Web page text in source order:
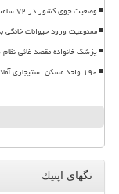
وضعیت جوی کشور در ۷۲ ساعت آینده موج بارندگی های تابستانه در راه ۱۱ استان
ممنوعیت ورود حیوانات خانگی
پزشک خانواده مقصد غائی
۱۹۰ واحد مسکن استیجاری آماده واگذاری به زوج های جوان است
تگهای اپتیك